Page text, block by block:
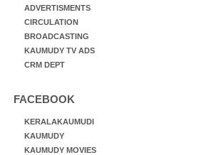
ADVERTISMENTS
CIRCULATION
BROADCASTING
KAUMUDY TV ADS
CRM DEPT
FACEBOOK
KERALAKAUMUDI
KAUMUDY
KAUMUDY MOVIES